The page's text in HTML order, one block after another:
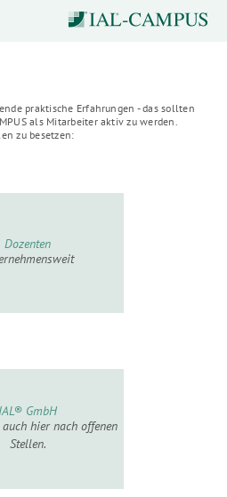
praktische Erfahrungen - das sollten
als Mitarbeiter aktiv zu werden.
zu besetzen:
Dozenten
IAL® GmbH
auch hier nach offenen
Stellen.